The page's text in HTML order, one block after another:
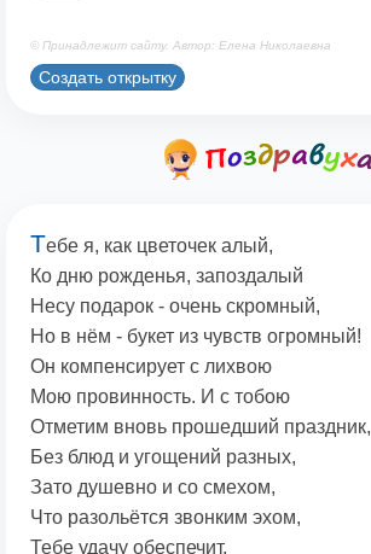
© Принадлежит сайту. Автор: Елена Николаевна
Создать открытку
Тебе я, как цветочек алый,
Ко дню рожденья, запоздалый
Несу подарок - очень скромный,
Но в нём - букет из чувств огромный!
Он компенсирует с лихвою
Мою провинность. И с тобою
Отметим вновь прошедший праздник,
Без блюд и угощений разных,
Зато душевно и со смехом,
Что разольётся звонким эхом,
Тебе удачу обеспечит,